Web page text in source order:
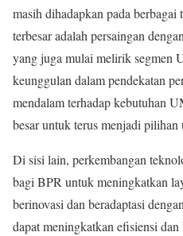
masih dihadapkan pada berbagai
terbesar adalah persaingan
yang juga mulai melirik segmen
keunggulan dalam pendekatan
mendalam terhadap kebutuhan
besar untuk terus menjadi pilihan
Di sisi lain, perkembangan
bagi BPR untuk meningkatkan
berinovasi dan beradaptasi
dapat meningkatkan efisiensi